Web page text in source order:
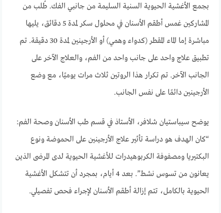
بجمع الأغشية الحيوية السنية السليمة من جانبي الفك. طُلب من
المشاركين غمس أطقم الأسنان في محلول سكر لمدة 5 دقائق، يليها
مباشرة إما الماء المقطر (كدواء وهمي) أو الأرجينين لمدة 30 دقيقة. تم
تطبيق علاج واحد على جانب واحد من الفم، والعلاج الآخر على
الجانب الآخر. تم تكرار هذا الروتين ثلاث مرات يوميًا، مع وضع
الأرجينين دائمًا على نفس الجانب.
يوضح سيباستيان شلافر، الأستاذ في قسم طب الأسنان وصحة الفم:
“كان الهدف هو دراسة تأثير علاج الأرجينين على الحموضة ونوع
البكتيريا ومصفوفة الكربوهيدرات للأغشية الحيوية لدى المرضى الذين
يعانون من تسوس نشط”. بعد 4 أيام، بمجرد أن تتشكل الأغشية
الحيوية بالكامل، تتم إزالة أطقم الأسنان لإجراء فحص تفصيلي.